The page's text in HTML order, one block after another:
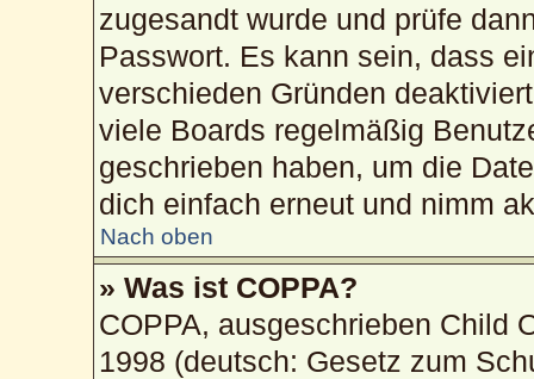
zugesandt wurde und prüfe
Passwort. Es kann sein, dass
verschieden Gründen
viele Boards regelmäßig
geschrieben haben, um die
dich einfach erneut und nimm
Nach oben
» Was ist COPPA?
COPPA, ausgeschrieben Child
1998 (deutsch: Gesetz zum